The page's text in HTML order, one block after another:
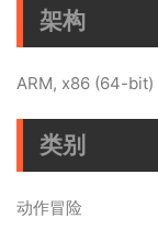
架构
ARM, x86 (64-bit)
类别
动作冒险